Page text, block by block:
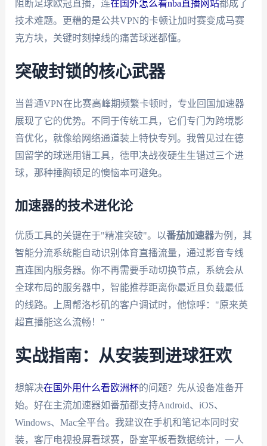
阻断足球欧冠直播，连在国外怎么看nba直播网站都成了
技术难题。更糟的是公共VPN的卡顿让加时赛变成马赛
克方块，关键时刻掉线的痛苦球迷都懂。
突破封锁的核心武器
当普通VPN在比赛高峰期频繁卡顿时，专业回国加速器
展现了它的优势。不同于传统工具，它们专门为跨境影
音优化，就像给网络通道装上特快专列。我曾见过在德
国留学的球迷用错工具，德甲决战夜硬生生错过三个进
球，那种捶胸顿足的懊恼本可避免。
加速器的技术进化论
优质工具的关键在于"精准突破"。以番茄加速器为例，其
智能分流系统能自动识别体育直播流量，通过影音专线
直连国内服务器。你不再需要手动切换节点，系统会从
全球布局的服务器中，智能推荐距离你最近且负载最低
的线路。上周帮洛杉矶的客户调试时，他惊呼："原来英
超直播能这么流畅！"
实战指南：从安装到进球狂欢
想解决在国外用什么看欧洲杯的问题？先从设备准备开
始。好在主流加速器如番茄都支持Android、iOS、
Windows、Mac全平台。我建议在手机和笔记本同时安
装，客厅电视投屏看球赛，卧室平板看数据统计，一人